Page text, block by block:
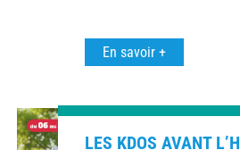
En savoir +
LES KDOS AVANT